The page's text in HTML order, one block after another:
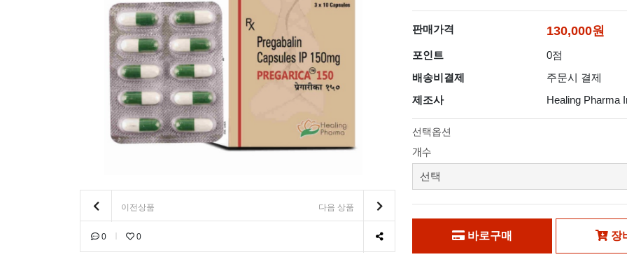
이전상품 다음 상품
0 0
판매가격 130,000원
포인트
0점
배송비결제
주문시 결제
제조사
Healing Pharma
선택옵션
개수
바로구매 장